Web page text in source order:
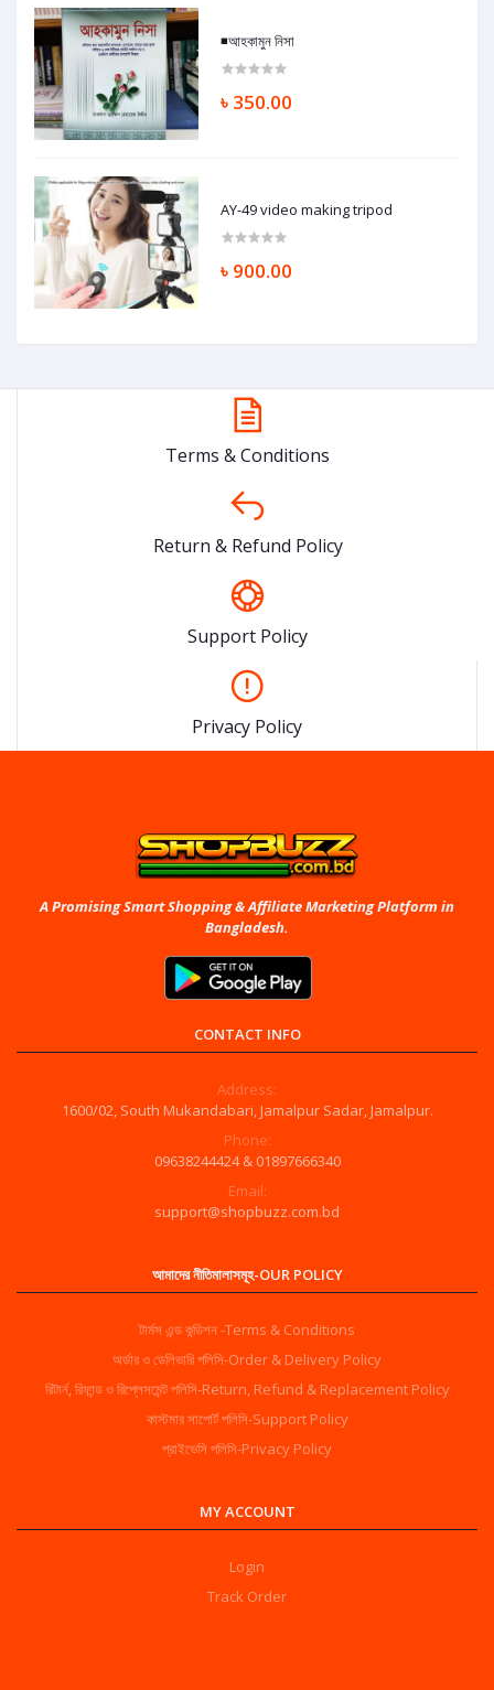
◾আহকামুন নিসা
৳ 350.00
AY-49 video making tripod
৳ 900.00
Terms & Conditions
Return & Refund Policy
Support Policy
Privacy Policy
A Promising Smart Shopping & Affiliate Marketing Platform in
Bangladesh.
CONTACT INFO
Address:
1600/02, South Mukandabari, Jamalpur Sadar, Jamalpur.
Phone:
09638244424 & 01897666340
Email:
support@shopbuzz.com.bd
আমাদের নীতিমালাসমূহ-OUR POLICY
টার্মস এন্ড কন্ডিশন -Terms & Conditions
অর্ডার ও ডেলিভারি পলিসি-Order & Delivery Policy
রিটার্ন, রিফান্ড ও রিপ্লেসমেন্ট পলিসি-Return, Refund & Replacement Policy
কাস্টমার সাপোর্ট পলিসি-Support Policy
প্রাইভেসি পলিসি-Privacy Policy
MY ACCOUNT
Login
Track Order